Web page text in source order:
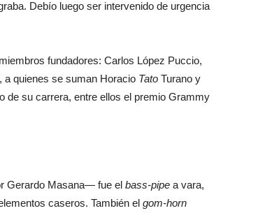
Debío luego ser intervenido de urgencia
fundadores: Carlos López Puccio,
quienes se suman Horacio Tato Turano y
de su carrera, entre ellos el premio Grammy
Gerardo Masana— fue el bass-pipe a vara,
caseros. También el gom-horn